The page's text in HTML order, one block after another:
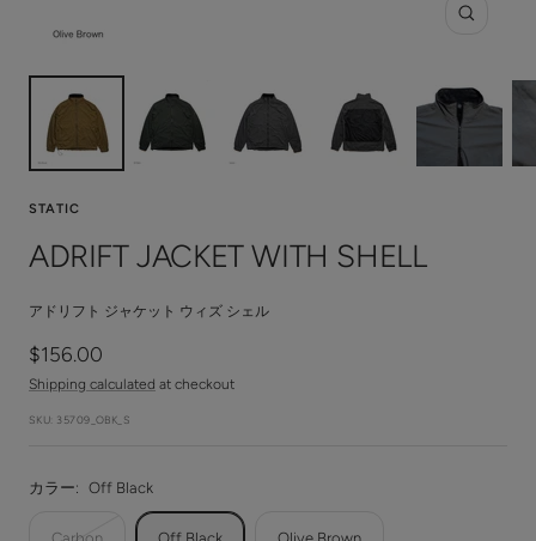
Zoom
STATIC
ADRIFT JACKET WITH SHELL
アドリフト ジャケット ウィズ シェル
Sale
price
$156.00
Shipping calculated at checkout
SKU: 35709_OBK_S
カラー: Off Black